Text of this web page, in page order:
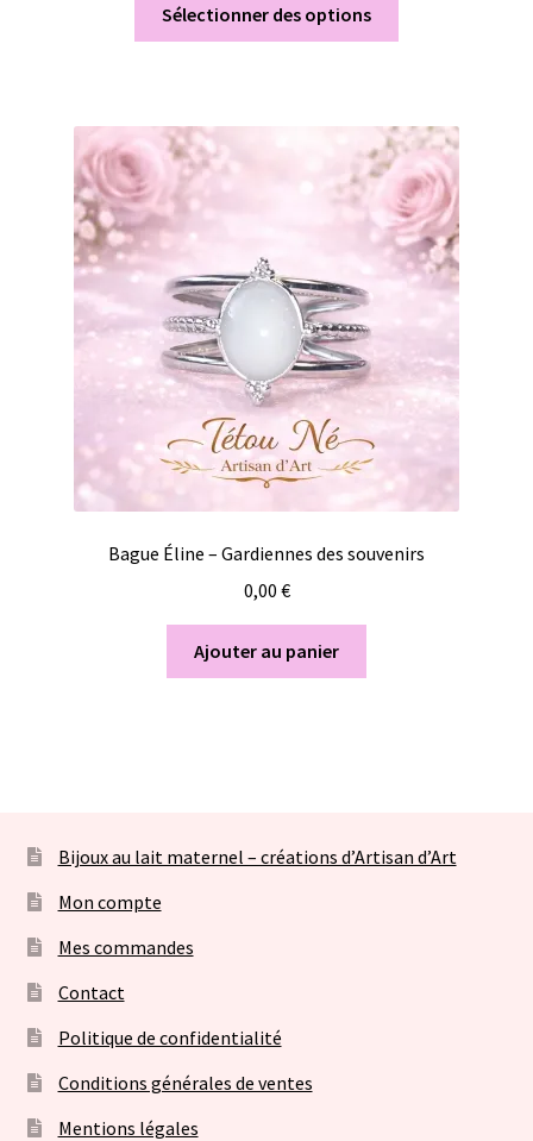
Sélectionner des options
Bague Éline – Gardiennes des souvenirs
0,00 €
Ajouter au panier
Bijoux au lait maternel – créations d’Artisan d’Art
Mon compte
Mes commandes
Contact
Politique de confidentialité
Conditions générales de ventes
Mentions légales